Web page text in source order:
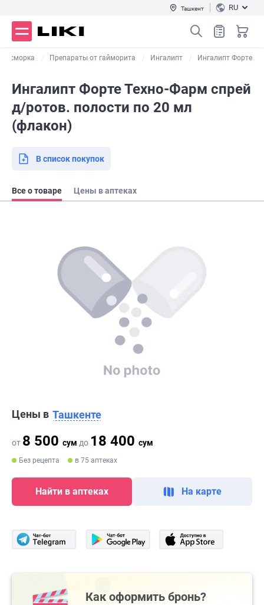
Ташкент RU
насморка Препараты от гайморита Ингалипт Ингалипт Форте
Ингалипт Форте Техно-Фарм спрей
д/ротов. полости по 20 мл
(флакон)
В список покупок
Все о товаре Цены в аптеках
Цены в Ташкенте
от 8 500 сум до 18 400 сум
Без рецепта в 75 аптеках
Найти в аптеках На карте
Как оформить бронь?